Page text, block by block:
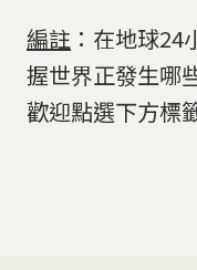
編註 ：在地球
握世界正發生哪
歡迎點選下方標